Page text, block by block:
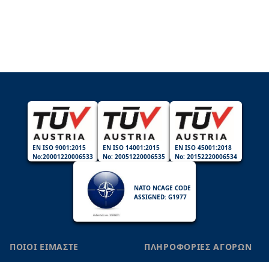
EN ISO 9001:2015
No:20001220006533
EN ISO 14001:2015
No: 20051220006535
EN ISO 45001:2018
No: 20152220006534
NATO NCAGE CODE
ASSIGNED: G1977
ΠΟΙΟΙ ΕΙΜΑΣΤΕ ΠΛΗΡΟΦΟΡΙΕΣ ΑΓΟΡΩΝ